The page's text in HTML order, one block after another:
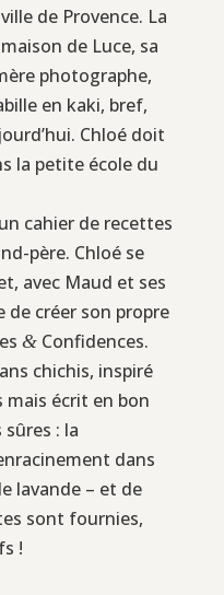
de Provence. La
de Luce, sa
photographe,
en kaki, bref,
Chloé doit
la petite école du
cahier de recettes
père. Chloé se
avec Maud et ses
de créer son propre
&Confidences.
chichis, inspiré
mais écrit en bon
: la
dans
lavande – et de
sont fournies,
!